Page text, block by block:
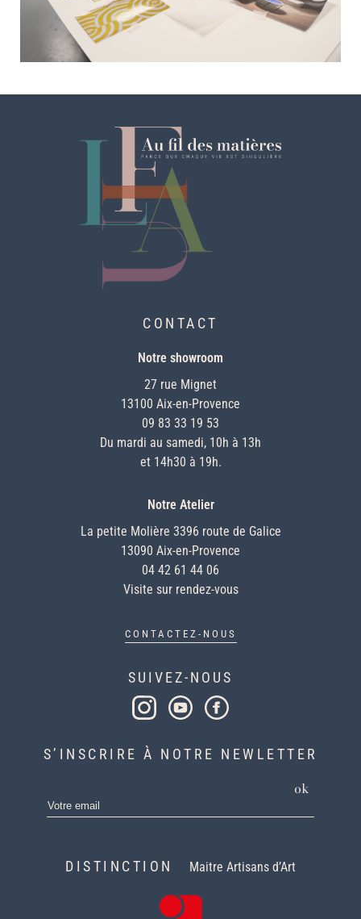
CONTACT
Notre showroom
27 rue Mignet
13100 Aix-en-Provence
09 83 33 19 53
Du mardi au samedi, 10h à 13h
et 14h30 à 19h.
Notre Atelier
La petite Molière 3396 route de Galice
13090 Aix-en-Provence
04 42 61 44 06
Visite sur rendez-vous
CONTACTEZ-NOUS
SUIVEZ-NOUS
S’INSCRIRE À NOTRE NEWLETTER
ok
DISTINCTION Maitre Artisans d’Art